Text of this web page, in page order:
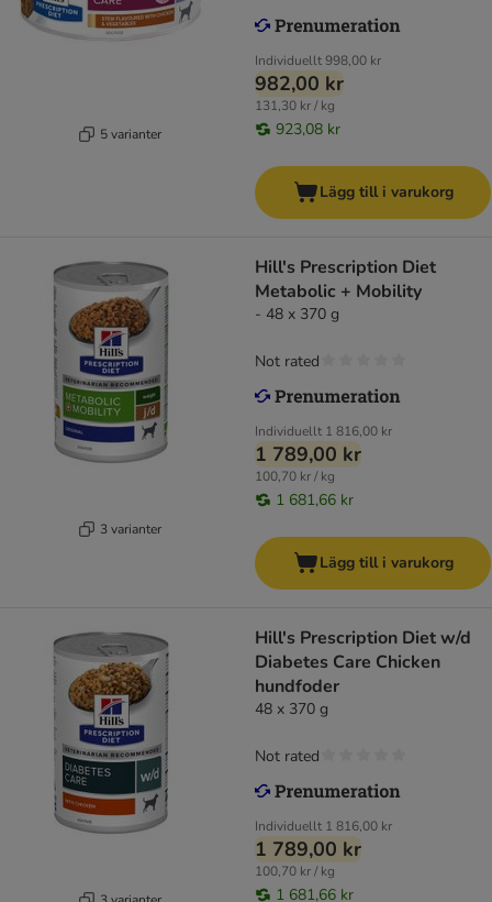
5 varianter
Individuellt998,00 kr
982,00 kr
131,30 kr / kg
923,08 kr
Lägg till i varukorg
3 varianter
Hill's Prescription Diet
Metabolic + Mobility
- 48 x 370 g
Individuellt 1 816,00 kr
1 789,00 kr
100,70 kr / kg
1 681,66 kr
Not rated
Lägg till i varukorg
Hill's Prescription Diet w/d
Diabetes Care Chicken
hundfoder
48 x 370 g
Individuellt 1 816,00 kr
1 789,00 kr
100,70 kr / kg
1 681,66 kr
Not rated